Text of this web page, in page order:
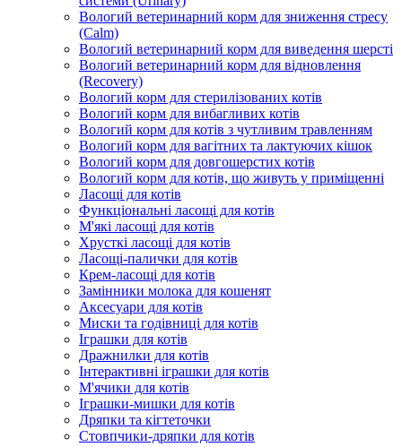
Вологий ветеринарний корм для зниження стресу
(Calm)
Вологий ветеринарний корм для виведення шерсті
Вологий ветеринарний корм для відновлення
(Recovery)
Вологий корм для стерилізованих котів
Вологий корм для вибагливих котів
Вологий корм для котів з чутливим травленням
Вологий корм для вагітних та лактуючих кішок
Вологий корм для довгошерстих котів
Вологий корм для котів, що живуть у приміщенні
Ласощі для котів
Функціональні ласощі для котів
М'які ласощі для котів
Хрусткі ласощі для котів
Ласощі-палички для котів
Крем-ласощі для котів
Замінники молока для кошенят
Аксесуари для котів
Миски та годівниці для котів
Іграшки для котів
Дражнилки для котів
Інтерактивні іграшки для котів
М'ячики для котів
Іграшки-мишки для котів
Дряпки та кігтеточки
Стовпчики-дряпки для котів